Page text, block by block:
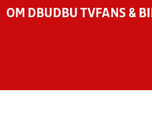
OM DBU DBU TV FANS &